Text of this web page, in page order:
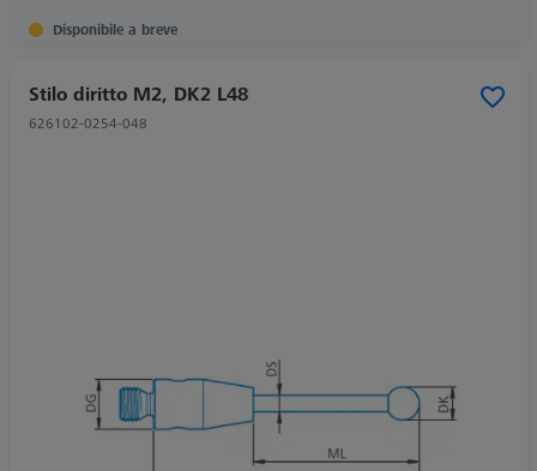
Disponibile a breve
Stilo diritto M2, DK2 L48
626102-0254-048